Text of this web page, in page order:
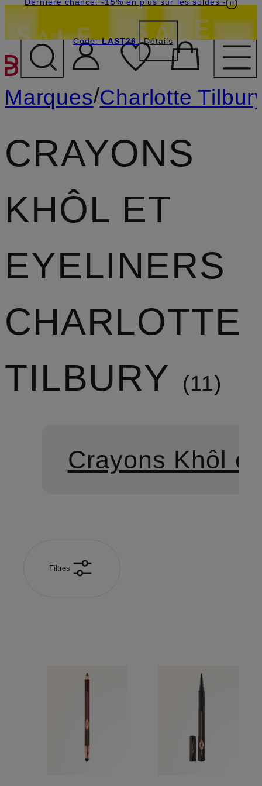
PASSER AU CONTENU
Code:LAST26 Détails
Marques/Charlotte
CRAYONS
KHÔL ET
EYELINERS
CHARLOTTE
TILBURY
11
Crayons Khôl
Filtres